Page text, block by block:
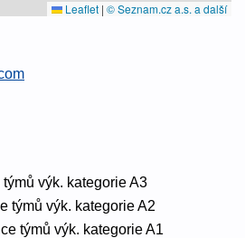
Leaflet | © Seznam.cz a.s. a další
výk. kategorie A3
týmů výk. kategorie A2
týmů výk. kategorie A1